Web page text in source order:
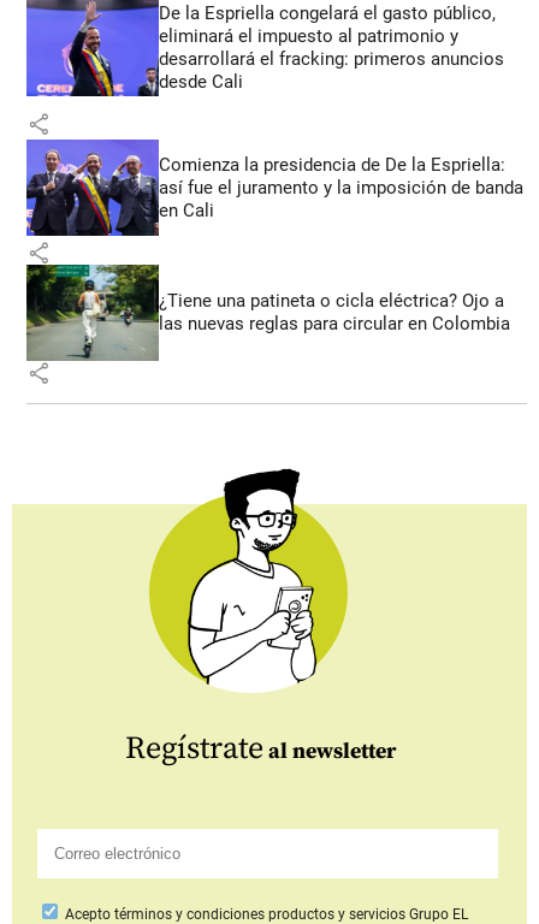
De la Espriella congelará el gasto público,
eliminará el impuesto al patrimonio y
desarrollará el fracking: primeros anuncios
desde Cali
share
Comienza la presidencia de De la Espriella:
así fue el juramento y la imposición de banda
en Cali
share
¿Tiene una patineta o cicla eléctrica? Ojo a
las nuevas reglas para circular en Colombia
share
Regístrate al newsletter
Aceptotérminos y condiciones productos y serviciosGrupo EL